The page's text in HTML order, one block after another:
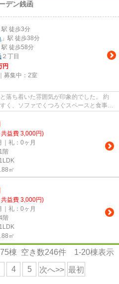
デン銭函
駅 徒歩3分
」駅 徒歩38分
駅 徒歩58分
２丁目
円
募集中： 2室
落ち着いた雰囲気が印象的でした。 約
く、ソファでくつろぐスペースと食事を
益費 3,000円)
｜礼：0ヶ月
階
㎡
益費 3,000円)
｜礼：0ヶ月
階
㎡
棟 空き数246件 1-20棟表示
4 5 次へ>> 最初